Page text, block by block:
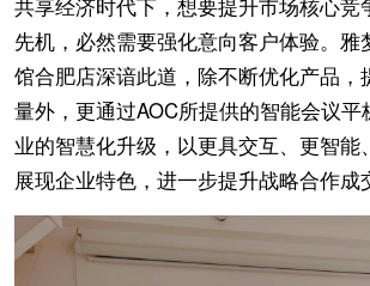
共享经济时代下，想要提升市场核心竞
先机，必然需要强化意向客户体验。雅
馆合肥店深谙此道，除不断优化产品，
量外，更通过AOC所提供的智能会议平
业的智慧化升级，以更具交互、更智能
展现企业特色，进一步提升战略合作成